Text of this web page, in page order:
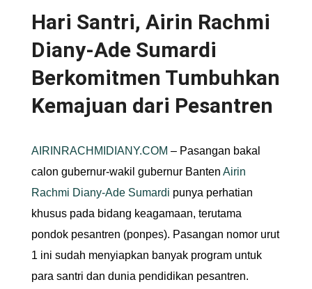
Hari Santri, Airin Rachmi
Diany-Ade Sumardi
Berkomitmen Tumbuhkan
Kemajuan dari Pesantren
AIRINRACHMIDIANY.COM – Pasangan bakal
calon gubernur-wakil gubernur Banten Airin
Rachmi Diany-Ade Sumardi punya perhatian
khusus pada bidang keagamaan, terutama
pondok pesantren (ponpes). Pasangan nomor urut
1 ini sudah menyiapkan banyak program untuk
para santri dan dunia pendidikan pesantren.